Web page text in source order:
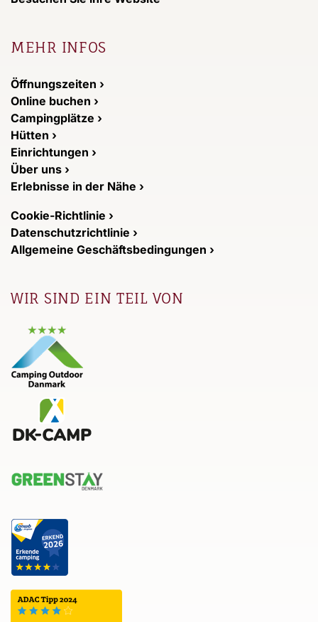
MEHR INFOS
Öffnungszeiten ›
Online buchen ›
Campingplätze ›
Hütten ›
Einrichtungen ›
Über uns ›
Erlebnisse in der Nähe ›
Cookie-Richtlinie ›
Datenschutzrichtlinie ›
Allgemeine Geschäftsbedingungen ›
WIR SIND EIN TEIL VON